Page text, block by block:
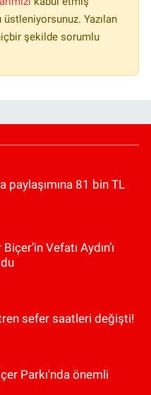
Yazılan
şekilde sorumlu
paylaşımına 81 bin TL
Vefatı Aydın’ı
sefer saatleri değişti!
Parkı'nda önemli